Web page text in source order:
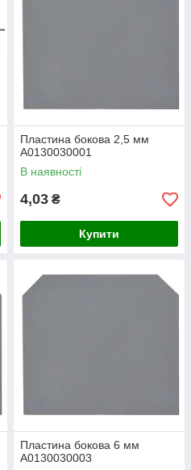
Пластина бокова 2,5 мм
A0130030001
В наявності
4,03 ₴
Купити
Пластина бокова 6 мм
A0130030003